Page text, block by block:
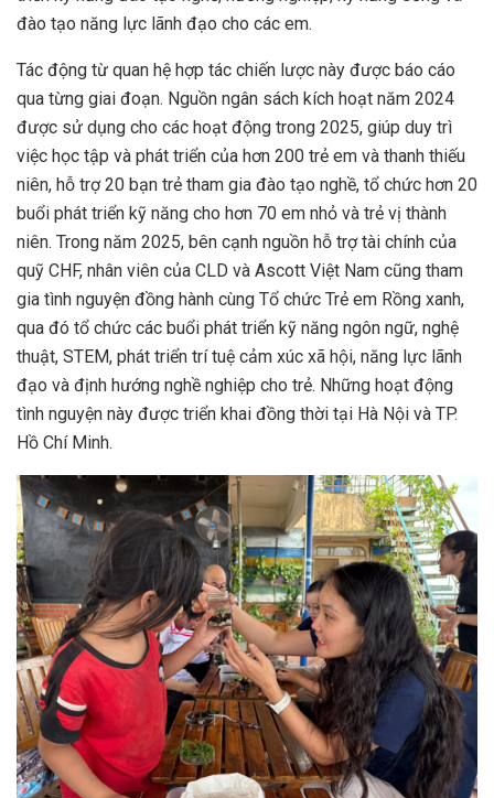
đào tạo năng lực lãnh đạo cho các em.
Tác động từ quan hệ hợp tác chiến lược này được báo cáo
qua từng giai đoạn. Nguồn ngân sách kích hoạt năm 2024
được sử dụng cho các hoạt động trong 2025, giúp duy trì
việc học tập và phát triển của hơn 200 trẻ em và thanh thiếu
niên, hỗ trợ 20 bạn trẻ tham gia đào tạo nghề, tổ chức hơn 20
buổi phát triển kỹ năng cho hơn 70 em nhỏ và trẻ vị thành
niên. Trong năm 2025, bên cạnh nguồn hỗ trợ tài chính của
quỹ CHF, nhân viên của CLD và Ascott Việt Nam cũng tham
gia tình nguyện đồng hành cùng Tổ chức Trẻ em Rồng xanh,
qua đó tổ chức các buổi phát triển kỹ năng ngôn ngữ, nghệ
thuật, STEM, phát triển trí tuệ cảm xúc xã hội, năng lực lãnh
đạo và định hướng nghề nghiệp cho trẻ. Những hoạt động
tình nguyện này được triển khai đồng thời tại Hà Nội và TP.
Hồ Chí Minh.